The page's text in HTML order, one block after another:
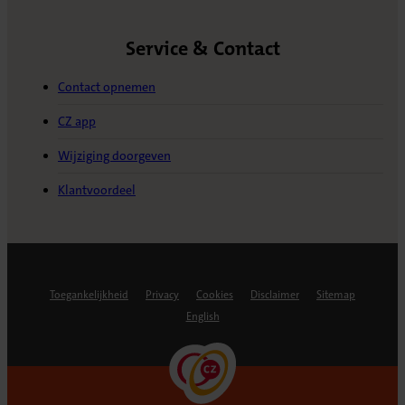
Service & Contact
Contact opnemen
CZ app
Wijziging doorgeven
Klantvoordeel
Toegankelijkheid Privacy Cookies Disclaimer
Sitemap
English